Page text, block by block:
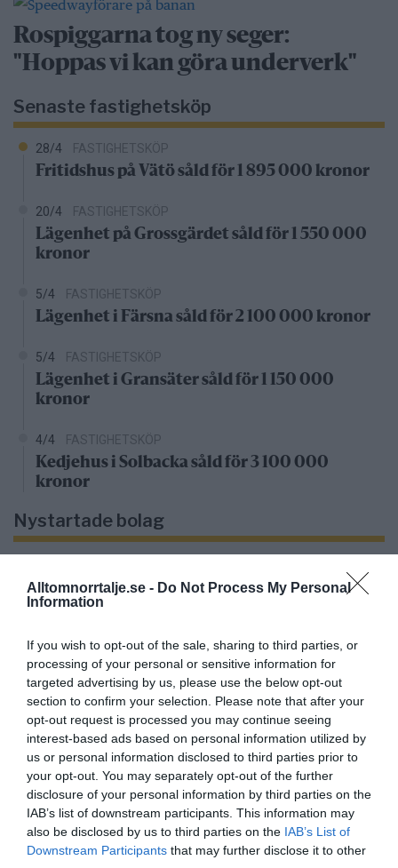
Alltomnorrtalje.se - Do Not Process My Personal
Information
If you wish to opt-out of the sale, sharing to third parties, or
processing of your personal or sensitive information for
targeted advertising by us, please use the below opt-out
section to confirm your selection. Please note that after your
opt-out request is processed you may continue seeing
interest-based ads based on personal information utilized by
us or personal information disclosed to third parties prior to
your opt-out. You may separately opt-out of the further
disclosure of your personal information by third parties on the
IAB’s list of downstream participants. This information may
also be disclosed by us to third parties on the IAB’s List of
Downstream Participants that may further disclose it to other
Rospiggarna tog ny seger:
"Hoppas vi kan göra underverk"
Senaste fastighetsköp
28/4 FASTIGHETSKÖP
Fritidshus på Vätö såld för 1 895 000 kronor
20/4 FASTIGHETSKÖP
Lägenhet på Grossgärdet såld för 1 550 000
kronor
5/4 FASTIGHETSKÖP
Lägenhet i Färsna såld för 2 100 000 kronor
5/4 FASTIGHETSKÖP
Lägenhet i Gransäter såld för 1 150 000
kronor
4/4 FASTIGHETSKÖP
Kedjehus i Solbacka såld för 3 100 000
kronor
Nystartade bolag
KGT Fastighet AB registrerat –
fastighetsbolag i Rimbo
16/4 NYA BOLAG
Panthalassa Åre AB registrerat –
fastighetsförvaltning i Yxlan
25/3 NYA BOLAG
Nytt fastighetsförvaltningsbolag registerat i
Norrtälje
25/3 NYA BOLAG
Trålen 24 AB registrerat